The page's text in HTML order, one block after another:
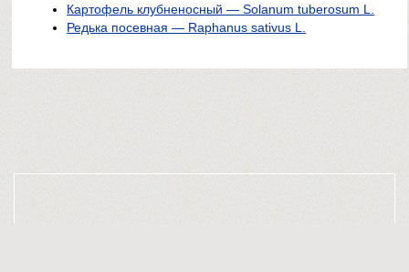
Картофель клубненосный — Solanum tuberosum L.
Редька посевная — Raphanus sativus L.